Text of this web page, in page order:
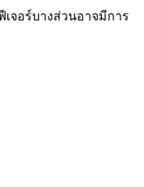
จอร์บางส่วนอาจมีการ